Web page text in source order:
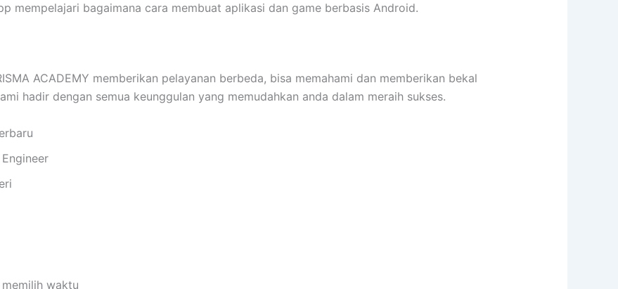
mempelajari bagaimana cara membuat aplikasi dan game berbasis Android.
ACADEMY memberikan pelayanan berbeda, bisa memahami dan memberikan bekal
hadir dengan semua keunggulan yang memudahkan anda dalam meraih sukses.
waktu